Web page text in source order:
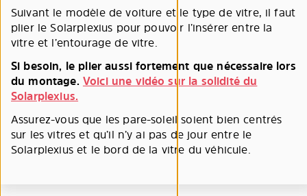
Suivant le modèle de voiture et le type de vitre, il faut
plier le Solarplexius pour pouvoir l’insérer entre la
vitre et l’entourage de vitre.
Si besoin, le plier aussi fortement que nécessaire lors
du montage. Voici une vidéo sur la solidité du
Solarplexius.
Assurez-vous que les pare-soleil soient bien centrés
sur les vitres et qu’il n’y ai pas de jour entre le
Solarplexius et le bord de la vitre du véhicule.